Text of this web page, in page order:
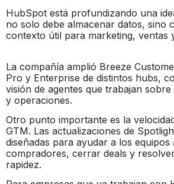
HubSpot está profundizando una
no solo debe almacenar datos, sino
contexto útil para marketing, ventas
La compañía amplió Breeze
Pro y Enterprise de distintos hubs,
visión de agentes que trabajan
y operaciones.
Otro punto importante es la
GTM. Las actualizaciones de
diseñadas para ayudar a los equipos
compradores, cerrar deals y
rapidez.